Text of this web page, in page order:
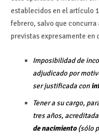
establecidos en el artículo
febrero, salvo que
previstas expresamente en
Imposibilidad de
adjudicado por
ser justificada con
Tener a su cargo,
tres años,
de nacimiento(sólo